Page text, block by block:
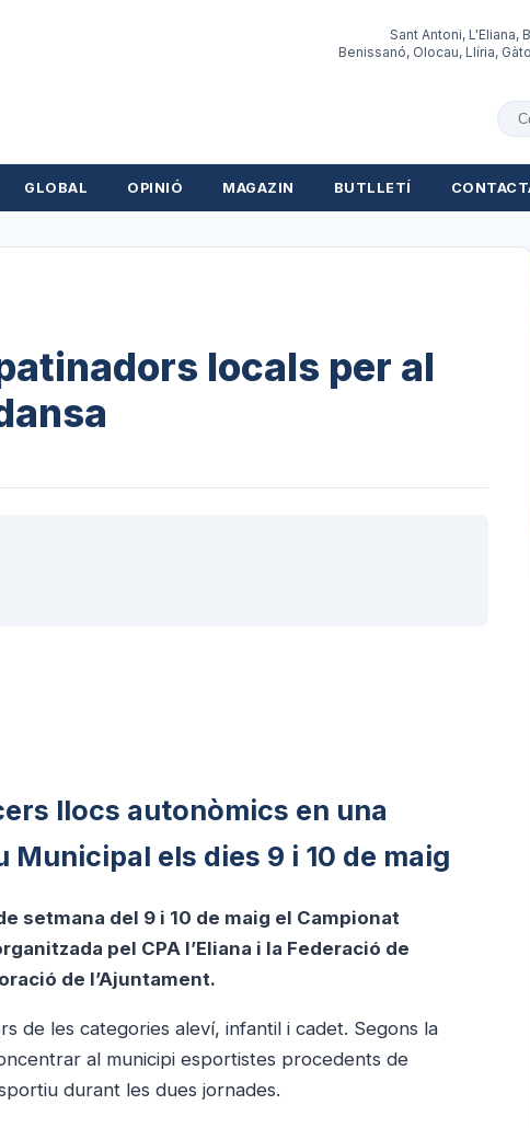
Sant Antoni, L'Eliana,
Benissanó, Olocau, Llíria,
GLOBAL OPINIÓ MAGAZIN BUTLLETÍ
locals per al
llocs autonòmics en una
els dies 9 i 10 de maig
setmana del 9 i 10 de maig el Campionat
pel CPA l’Eliana i la Federació de
de l’Ajuntament.
de les categories aleví, infantil i cadet. Segons la
al municipi esportistes procedents de
durant les dues jornades.